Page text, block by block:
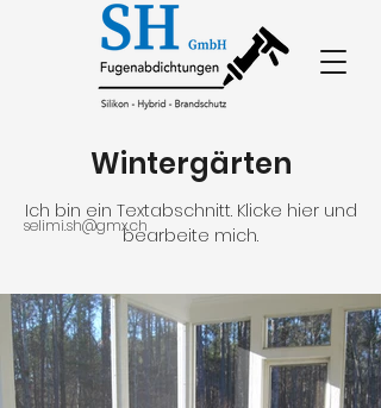
selimi.sh@gmx.ch
Wintergärten
Ich bin ein Textabschnitt. Klicke hier und
bearbeite mich.